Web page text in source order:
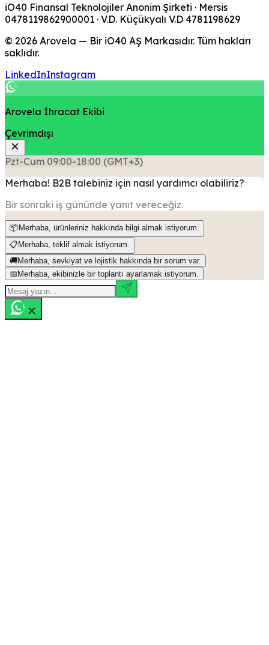
iO40 Finansal Teknolojiler Anonim Şirketi · Mersis
0478119862900001 · V.D. Küçükyalı V.D 4781198629
© 2026 Arovela — Bir iO40 AŞ Markasıdır. Tüm hakları
saklıdır.
LinkedInInstagram
Arovela İhracat Ekibi
Çevrimdışı
Pzt-Cum 09:00-18:00 (GMT+3)
Merhaba! B2B talebiniz için nasıl yardımcı olabiliriz?
Bir sonraki iş gününde yanıt vereceğiz.
📦 Merhaba, ürünleriniz hakkında bilgi almak istiyorum.
📋 Merhaba, teklif almak istiyorum.
🚚Merhaba, sevkiyat ve lojistik hakkında bir sorum var.
📅 Merhaba, ekibinizle bir toplantı ayarlamak istiyorum.